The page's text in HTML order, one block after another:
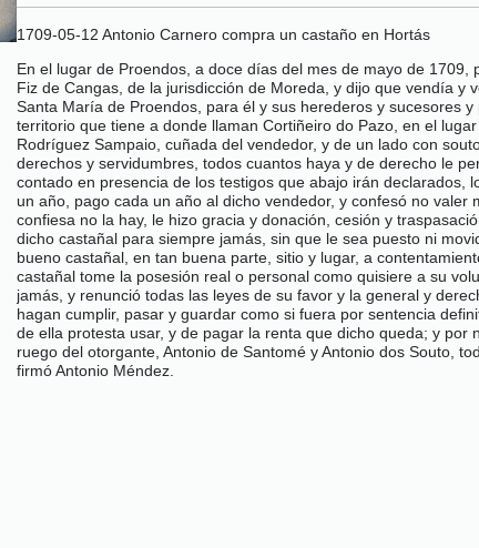
1709-05-12 Antonio Carnero compra un castaño en Hortás
En el lugar de Proendos, a doce días del mes de mayo de
Fiz de Cangas, de la jurisdicción de Moreda, y dijo que vendía
Santa María de Proendos, para él y sus herederos y sucesores
territorio que tiene a donde llaman Cortiñeiro do Pazo, en el
Rodríguez Sampaio, cuñada del vendedor, y de un lado con
derechos y servidumbres, todos cuantos haya y de derecho le
contado en presencia de los testigos que abajo irán
un año, pago cada un año al dicho vendedor, y confesó no
confiesa no la hay, le hizo gracia y donación, cesión y
dicho castañal para siempre jamás, sin que le sea puesto ni
bueno castañal, en tan buena parte, sitio y lugar, a
castañal tome la posesión real o personal como quisiere a su
jamás, y renunció todas las leyes de su favor y la general y
hagan cumplir, pasar y guardar como si fuera por sentencia
de ella protesta usar, y de pagar la renta que dicho queda; y
ruego del otorgante, Antonio de Santomé y Antonio dos Souto,
firmó Antonio Méndez.